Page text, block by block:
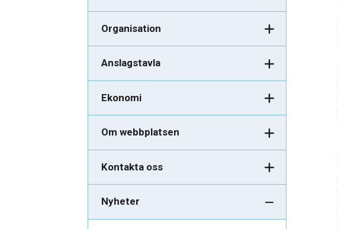
Organisation
Anslagstavla
Ekonomi
Om webbplatsen
Kontakta oss
Nyheter